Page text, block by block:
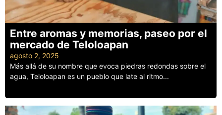
Entre aromas y memorias, paseo por el
mercado de Teloloapan
agosto 2, 2025
Más allá de su nombre que evoca piedras redondas sobre el
agua, Teloloapan es un pueblo que late al ritmo...